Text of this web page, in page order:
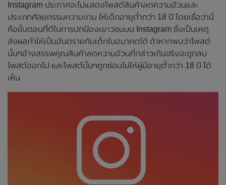
Instagram ประกาศจะไม่แสดงโพสต์สินค้าลดความอ้วนและ
ประเภทศัลยกรรมความงาม ให้เด็กอายุต่ำกว่า 18 ปี โดยเชื่อว่านี่
คือขั้นตอนที่ดีในการปกป้องเยาวชนบน Instagram ซึ่งเป็นเหตุ
ส่งผลทำให้เป็นอันตรายกับเด็กในอนาคตได้ ถ้าหากพบว่าโพสต์
นั้นๆอ้างสรรพคุณสินค้าลดความอ้วนที่กล่าวเกินจริงจะถูกลบ
โพสต์ออกไป และโพสต์นั้นๆถูกซ่อนไม่ให้ผู้มีอายุต่ำกว่า 18 ปี ได้
เห็น